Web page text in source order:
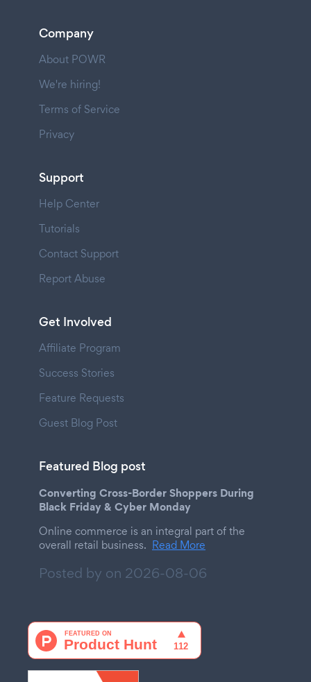
Company
About POWR
We're hiring!
Terms of Service
Privacy
Support
Help Center
Tutorials
Contact Support
Report Abuse
Get Involved
Affiliate Program
Success Stories
Feature Requests
Guest Blog Post
Featured Blog post
Converting Cross-Border Shoppers During
Black Friday & Cyber Monday
Online commerce is an integral part of the
overall retail business. Read More
Posted by on 2026-08-06